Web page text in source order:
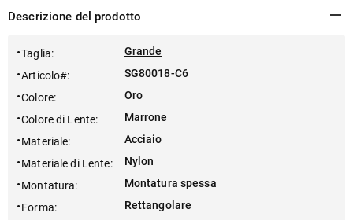
Descrizione del prodotto
Taglia:
Grande
Articolo#:
SG80018-C6
Colore:
Oro
Colore di Lente:
Marrone
Materiale:
Acciaio
Materiale di Lente:
Nylon
Montatura:
Montatura spessa
Forma:
Rettangolare